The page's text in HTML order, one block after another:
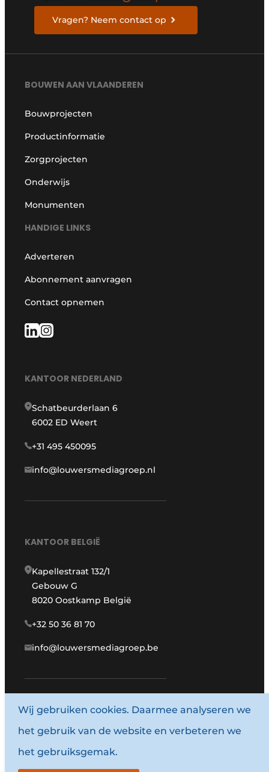
Vragen? Neem contact op
BOUWEN AAN VLAANDEREN
Bouwprojecten
Productinformatie
Zorgprojecten
Onderwijs
Monumenten
HANDIGE LINKS
Adverteren
Abonnement aanvragen
Contact opnemen
KANTOOR NEDERLAND
Schatbeurderlaan 6
6002 ED Weert
+31 495 450095
info@louwersmediagroep.nl
KANTOOR BELGIË
Kapellestraat 132/1
Gebouw G
8020 Oostkamp België
+32 50 36 81 70
info@louwersmediagroep.be
www.louwersmediagroep.com
© 1987 - 2026 Louwersmediagroep.
Algemene voorwaarden
Wij gebruiken cookies. Daarmee analyseren we
het gebruik van de website en verbeteren we
het gebruiksgemak.